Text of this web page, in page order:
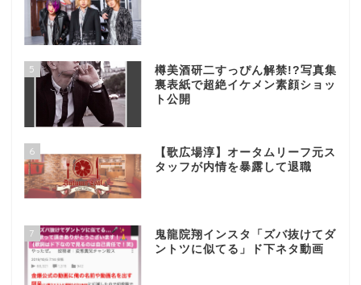
5
樽美酒研二すっぴん解禁!?写真集
裏表紙で超絶イケメン素顔ショッ
ト公開
6
【歌広場淳】オータムリーフ元ス
タッフが内情を暴露して退職
7
鬼龍院翔インスタ「ズバ抜けてダ
ントツに似てる」ド下ネタ動画